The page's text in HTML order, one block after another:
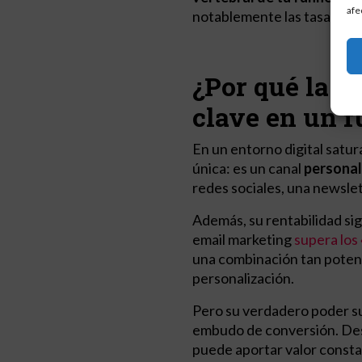
notablemente las tasas de
¿Por qué las
clave en un
En un entorno digital
única: es un canal
redes sociales, una
Además, su rentabilidad
email marketingsupera los
una combinación tan
personalización.
Pero su verdadero poder
embudo de conversión.
puede aportar valor